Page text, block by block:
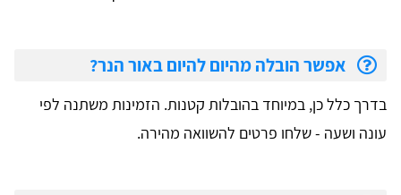
אפשר הובלה מהיום להיום באור הנר?
בדרך כלל כן, במיוחד בהובלות קטנות. הזמינות משתנה לפי
עונה ושעה - שלחו פרטים להשוואה מהירה.